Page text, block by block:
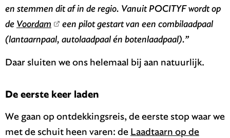
en stemmen dit af in de regio. Vanuit POCITYF wordt op
de Voordam
een pilot gestart van een combilaadpaal
(lantaarnpaal, autolaadpaal én botenlaadpaal).”
Daar sluiten we ons helemaal bij aan natuurlijk.
De eerste keer laden
We gaan op ontdekkingsreis, de eerste stop waar we
met de schuit heen varen: de Laadtaarn op de